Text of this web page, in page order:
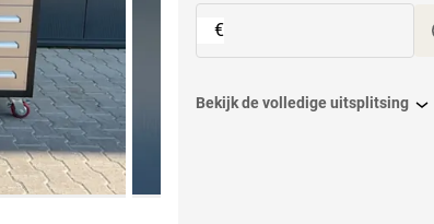
€
Bekijk de volledige uitsplitsing